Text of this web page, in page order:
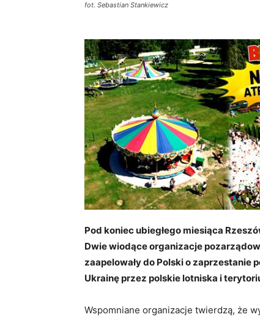
fot. Sebastian Stankiewicz
Pod koniec ubiegłego miesiąca
Dwie wiodące organizacje
zaapelowały do Polski o zaprzestanie
Ukrainę przez polskie lotniska i
Wspomniane organizacje twierdzą, że